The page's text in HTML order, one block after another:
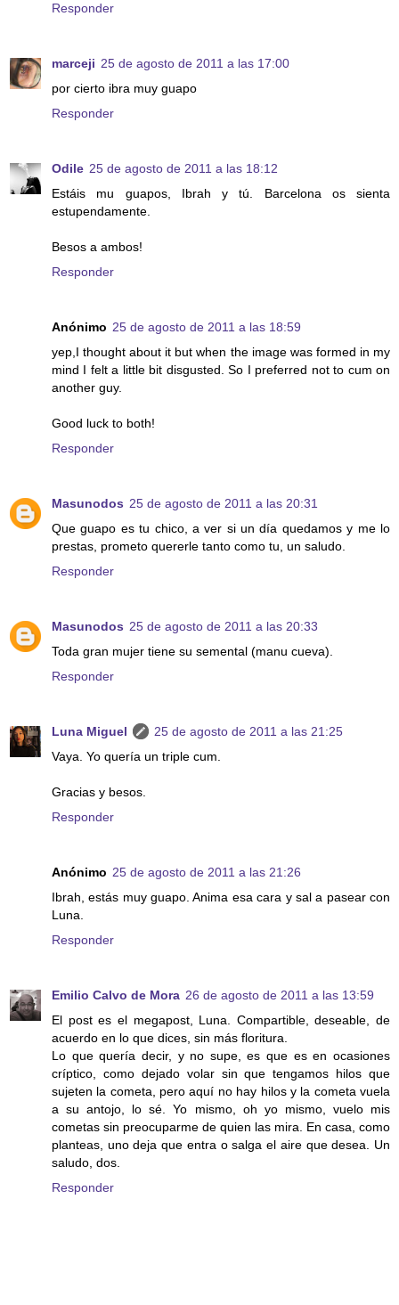
Responder
marceji 25 de agosto de 2011 a las 17:00
por cierto ibra muy guapo
Responder
Odile 25 de agosto de 2011 a las 18:12
Estáis mu guapos, Ibrah y tú. Barcelona os sienta
estupendamente.
Besos a ambos!
Responder
Anónimo 25 de agosto de 2011 a las 18:59
yep,I thought about it but when the image was formed in my
mind I felt a little bit disgusted. So I preferred not to cum on
another guy.
Good luck to both!
Responder
Masunodos 25 de agosto de 2011 a las 20:31
Que guapo es tu chico, a ver si un día quedamos y me lo
prestas, prometo quererle tanto como tu, un saludo.
Responder
Masunodos 25 de agosto de 2011 a las 20:33
Toda gran mujer tiene su semental (manu cueva).
Responder
Luna Miguel
25 de agosto de 2011 a las 21:25
Vaya. Yo quería un triple cum.
Gracias y besos.
Responder
Anónimo 25 de agosto de 2011 a las 21:26
Ibrah, estás muy guapo. Anima esa cara y sal a pasear con
Luna.
Responder
Emilio Calvo de Mora 26 de agosto de 2011 a las 13:59
El post es el megapost, Luna. Compartible, deseable, de
acuerdo en lo que dices, sin más floritura.
Lo que quería decir, y no supe, es que es en ocasiones
críptico, como dejado volar sin que tengamos hilos que
sujeten la cometa, pero aquí no hay hilos y la cometa vuela
a su antojo, lo sé. Yo mismo, oh yo mismo, vuelo mis
cometas sin preocuparme de quien las mira. En casa, como
planteas, uno deja que entra o salga el aire que desea. Un
saludo, dos.
Responder